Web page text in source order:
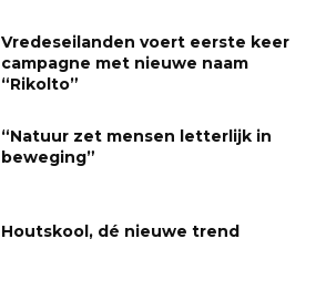
Vredeseilanden voert eerste keer
campagne met nieuwe naam
“Rikolto”
“Natuur zet mensen letterlijk in
beweging”
Houtskool, dé nieuwe trend